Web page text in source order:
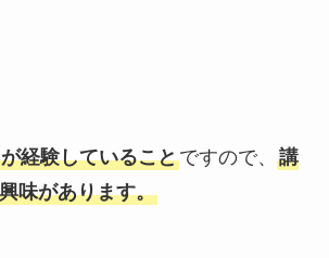
経験していることですので、 講
味があります。